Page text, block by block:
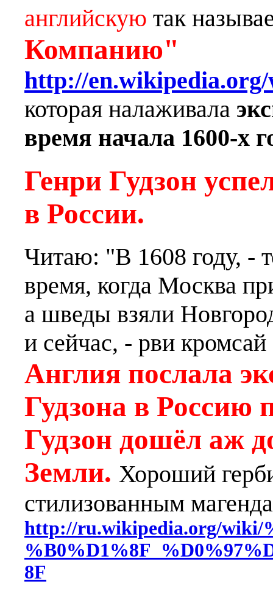
английскую так
Компанию"
http://
которая налаживала
время начала 1600-х
Генри Гудзон
в России.
Читаю: "В 1608 году, -
время, когда Москва
а шведы взяли
и сейчас, - рви
Англия послала
Гудзона в
Гудзон дошёл аж
Земли. Хороший
стилизованным
http://ru.wikipedia.org/wiki/
8F